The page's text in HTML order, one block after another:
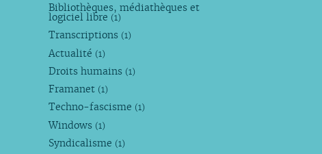
Bibliothèques, médiathèques et
logiciel libre (1)
Transcriptions (1)
Actualité (1)
Droits humains (1)
Framanet (1)
Techno-fascisme (1)
Windows (1)
Syndicalisme (1)